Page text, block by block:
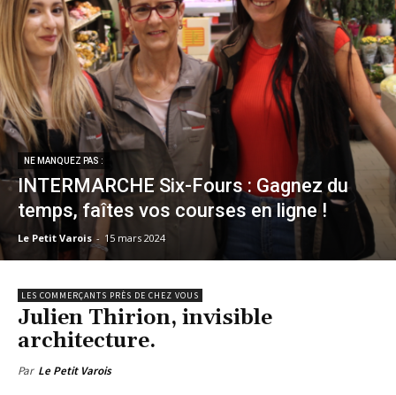
NE MANQUEZ PAS :
INTERMARCHE Six-Fours : Gagnez du
temps, faîtes vos courses en ligne !
Le Petit Varois - 15 mars 2024
LES COMMERÇANTS PRÈS DE CHEZ VOUS
Julien Thirion, invisible
architecture.
Par Le Petit Varois